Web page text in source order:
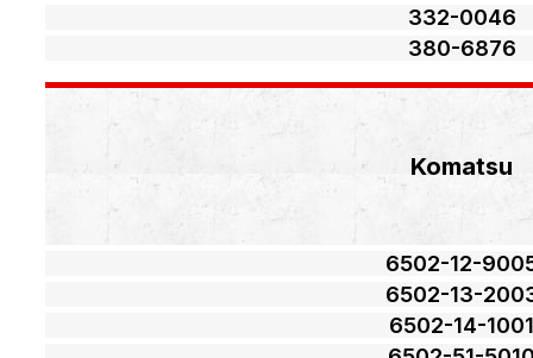
332-0046
380-6876
Komatsu
6502-12-
6502-13-
6502-14-1001